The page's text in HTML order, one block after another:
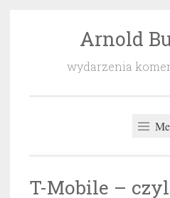
Arnold
wydarzenia
T-Mobile –